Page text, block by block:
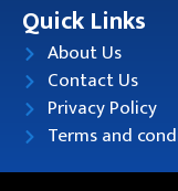
Quick Links
About Us
Contact Us
Privacy Policy
Terms and